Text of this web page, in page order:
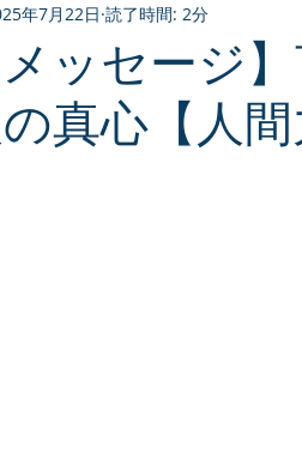
人材育成 組織活性化
メッセージ
真心【人間
年7月22日 読了時間: 2分